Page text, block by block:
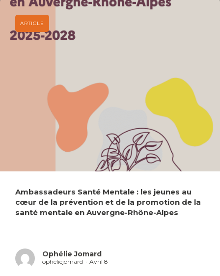
Ambassadeurs Santé Mentale : les jeunes au
cœur de la prévention et de la promotion de la
santé mentale en Auvergne-Rhône-Alpes
Ophélie Jomard
opheliejomard Avril 8